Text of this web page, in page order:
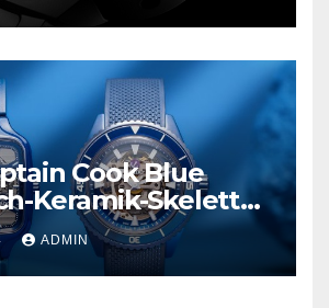
Cook Blue
Keramik-Skelett
ADMIN